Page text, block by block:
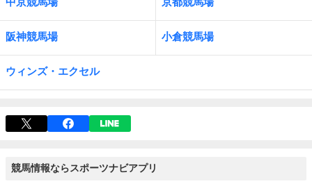
阪神競馬場 小倉競馬場
ウィンズ・エクセル
競馬情報ならスポーツナビアプリ